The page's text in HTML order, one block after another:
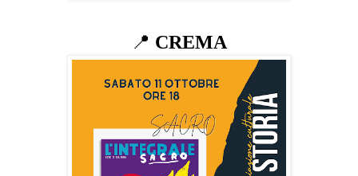
📍 CREMA